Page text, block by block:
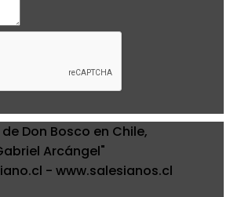
Don Bosco en Chile,
Arcángel"
- www.salesianos.cl